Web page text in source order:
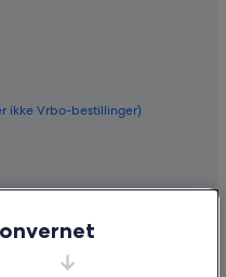
ikke Vrbo-bestillinger)